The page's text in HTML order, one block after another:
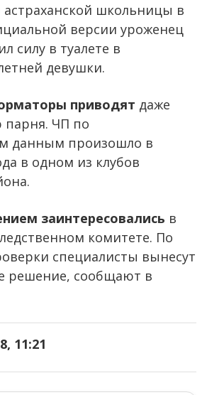
астраханской школьницы в
версии уроженец
силу в туалете в
девушки.
приводят даже
ЧП по
данным произошло в
в одном из клубов
заинтересовались в
комитете. По
специалисты вынесут
решение, сообщают в
11:21